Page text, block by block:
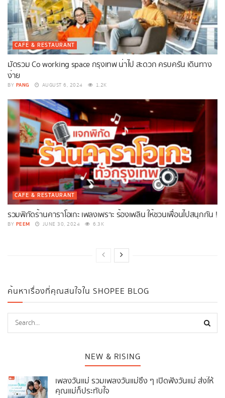
CAFE & RESTAURANT
มัดรวม Co working space กรุงเทพ น่าไป สะดวก ครบครัน เดินทาง
ง่าย
BY PANG AUGUST 6, 2024 1.2K
CAFE & RESTAURANT
รวมพิกัดร้านคาราโอเกะ เพลงเพราะ ร้องเพลิน ให้ชวนเพื่อนไปสนุกกัน !
BY PEEM JUNE 30, 2024 6.3K
ค้นหาเรื่องที่คุณสนใจใน SHOPEE BLOG
NEW & RISING
เพลงวันแม่ รวมเพลงวันแม่ซึ้ง ๆ เปิดฟังวันแม่ ส่งให้
คุณแม่ก็ประทับใจ